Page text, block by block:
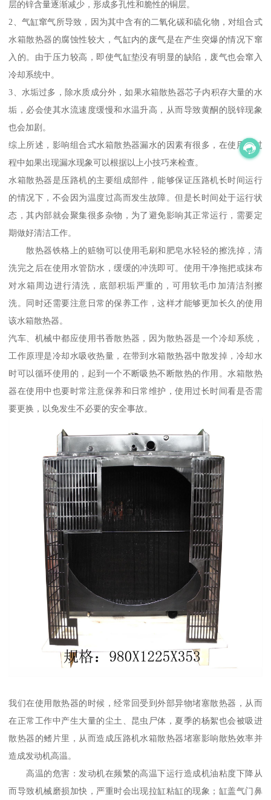
层的锌含量逐渐减少，形成多孔性和脆性的铜层。
2、气缸窜气所导致，因为其中含有的二氧化碳和硫化物，对组合式
水箱散热器的腐蚀性较大，气缸内的废气是在产生突爆的情况下窜
入的。由于压力较高，即使气缸垫没有明显的缺陷，废气也会窜入
冷却系统中。
3、水垢过多，除水质成分外，如果水箱散热器芯子内积存大量的水
垢，必会使其水流速度缓慢和水温升高，从而导致黄酮的脱锌现象
也会加剧。
综上所述，影响组合式水箱散热器漏水的因素有很多，在使用的过
程中如果出现漏水现象可以根据以上小技巧来检查。
水箱散热器是压路机的主要组成部件，能够保证压路机长时间运行
的情况下，不会因为温度过高而发生故障。但是长时间处于运行状
态，其内部就会聚集很多杂物，为了避免影响其正常运行，需要定
期做好清洁工作。
散热器铁格上的赃物可以使用毛刷和肥皂水轻轻的擦洗掉，清
洗完之后在使用水管防水，缓缓的冲洗即可。使用干净拖把或抹布
对水箱周边进行清洗，底部积垢严重的，可用软毛巾加清洁剂擦
洗。同时还需要注意日常的保养工作，这样才能够更加长久的使用
该水箱散热器。
汽车、机械中都应使用书香散热器，因为散热器是一个冷却系统，
工作原理是冷却水吸收热量，在带到水箱散热器中散发掉，冷却水
时可以循环使用的，起到一个不断吸热不断散热的作用。水箱散热
器在使用中也要时常注意保养和日常维护，使用过长时间看是否需
要更换，以免发生不必要的安全事故。
我们在使用散热器的时候，经常回受到外部异物堵塞散热器，从而
在正常工作中产生大量的尘土、昆虫尸体，夏季的杨絮也会被吸进
散热器的鳍片里，从而造成压路机水箱散热器堵塞影响散热效率并
造成发动机高温。
高温的危害：发动机在频繁的高温下运行造成机油粘度下降从
而导致机械磨损加快，严重时会出现拉缸粘缸的现象；缸盖气门鼻